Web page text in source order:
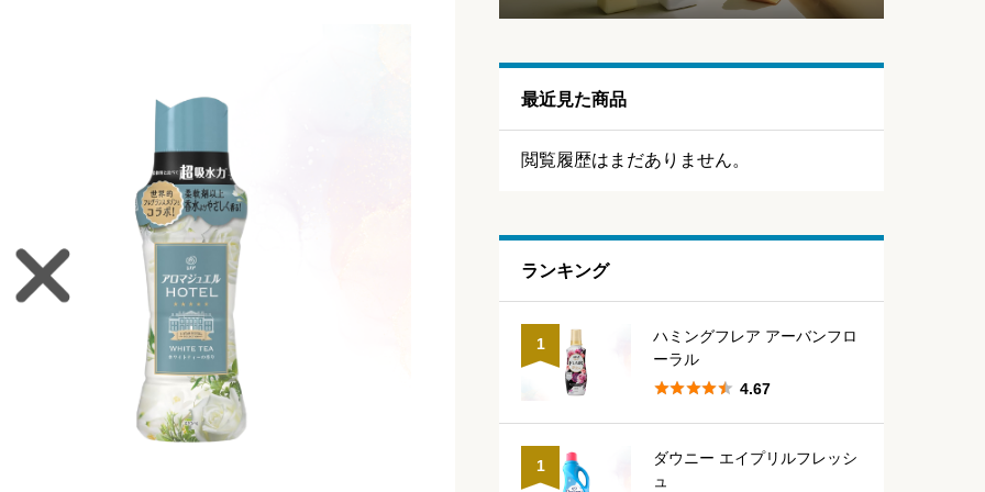
最近見た商品
閲覧履歴はまだありません。
ランキング
1
ハミングフレア アーバンフロ
ーラル
 4.67
1
ダウニー エイプリルフレッシ
ュ